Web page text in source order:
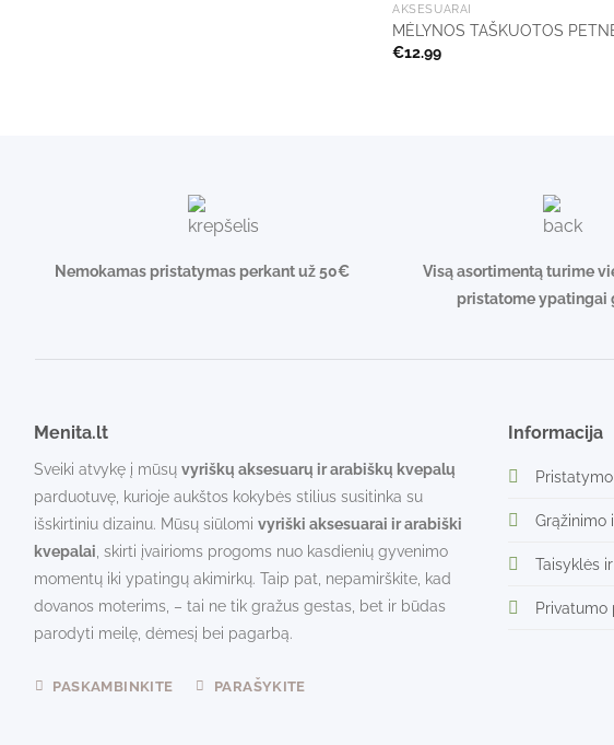
AKSESUARAI
MĖLYNOS TAŠKUOTOS
€12.99
Nemokamas pristatymas perkant už 50€
Visą asortimentą turime
pristatome ypatingai
Menita.lt
Sveiki atvykę į mūsų vyriškų aksesuarų ir arabiškų kvepalų
parduotuvę, kurioje aukštos kokybės stilius susitinka su
išskirtiniu dizainu. Mūsų siūlomi vyriški aksesuarai ir arabiški
kvepalai , skirti įvairioms progoms nuo kasdienių gyvenimo
momentų iki ypatingų akimirkų. Taip pat, nepamirškite, kad
dovanos moterims, – tai ne tik gražus gestas, bet ir būdas
parodyti meilę, dėmesį bei pagarbą.
PASKAMBINKITE PARAŠYKITE
Informacija
Grąžinimo
Taisyklės
Privatumo